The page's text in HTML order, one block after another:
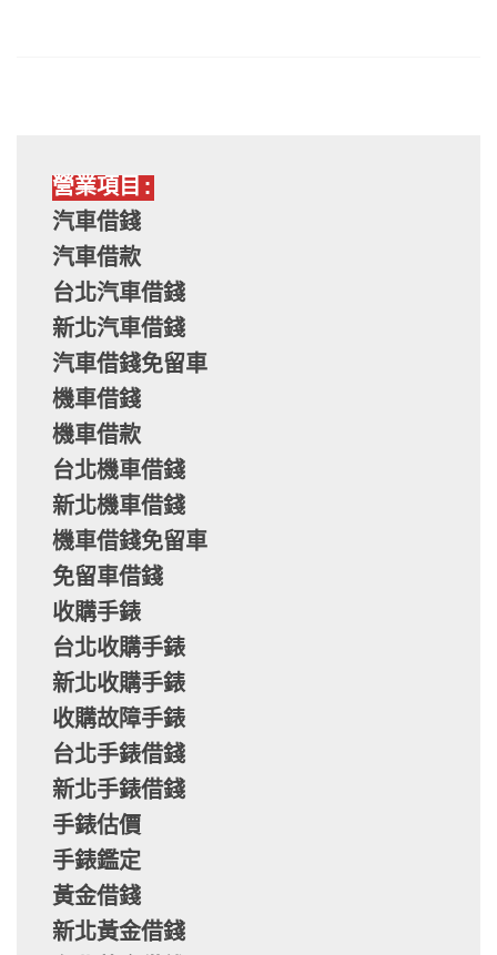
營業項目:
汽車借錢
汽車借款
台北汽車借錢
新北汽車借錢
汽車借錢免留車
機車借錢
機車借款
台北機車借錢
新北機車借錢
機車借錢免留車
免留車借錢
收購手錶
台北收購手錶
新北收購手錶
收購故障手錶
台北手錶借錢
新北手錶借錢
手錶估價
手錶鑑定
黃金借錢
新北黃金借錢